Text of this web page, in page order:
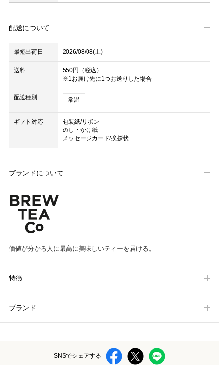
配送について
最短出荷日 2026/08/08(土)
送料
550円（税込）
※1お届け先に1つお送りした場合
配送種別 常温
ギフト対応
包装紙/リボン
のし・かけ紙
メッセージカード/挨拶状
ブランドについて
価値が分かる人に最高に美味しいティーを届ける。
特徴
ブランド
SNSでシェアする